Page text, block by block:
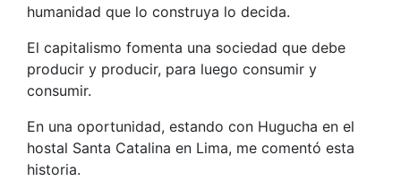
humanidad que lo construya lo decida.
El capitalismo fomenta una sociedad que debe
producir y producir, para luego consumir y
consumir.
En una oportunidad, estando con Hugucha en el
hostal Santa Catalina en Lima, me comentó esta
historia.